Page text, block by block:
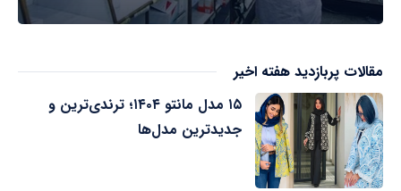
مقالات پربازدید هفته اخیر
۱۵ مدل مانتو ۱۴۰۴؛ ترندی‌ترین و
جدیدترین مدل‌ها